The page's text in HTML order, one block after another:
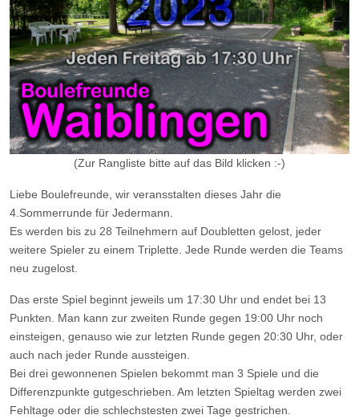
(Zur Rangliste bitte auf das Bild klicken :-)
Liebe Boulefreunde, wir veransstalten dieses Jahr die
4.Sommerrunde für Jedermann.
Es werden bis zu 28 Teilnehmern auf Doubletten gelost, jeder
weitere Spieler zu einem Triplette. Jede Runde werden die Teams
neu zugelost.
Das erste Spiel beginnt jeweils um 17:30 Uhr und endet bei 13
Punkten. Man kann zur zweiten Runde gegen 19:00 Uhr noch
einsteigen, genauso wie zur letzten Runde gegen 20:30 Uhr, oder
auch nach jeder Runde aussteigen.
Bei drei gewonnenen Spielen bekommt man 3 Spiele und die
Differenzpunkte gutgeschrieben. Am letzten Spieltag werden zwei
Fehltage oder die schlechstesten zwei Tage gestrichen.